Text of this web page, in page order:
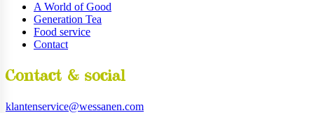
A World of Good
Generation Tea
Food service
Contact
Contact & social
klantenservice@wessanen.com